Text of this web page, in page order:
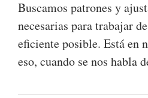
Buscamos patrones y
necesarias para trabajar
eficiente posible. Está en
eso, cuando se nos habla